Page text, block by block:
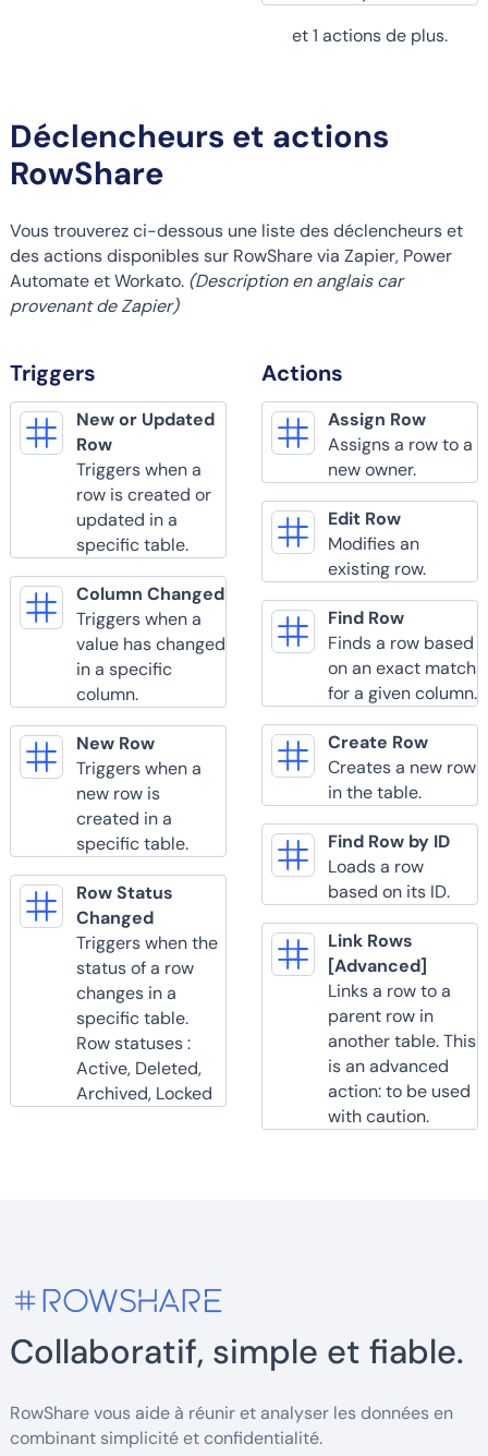
et 1 actions de plus.
Déclencheurs et actions
RowShare
Vous trouverez ci-dessous une liste des déclencheurs et
des actions disponibles sur RowShare via Zapier, Power
Automate et Workato. (Description en anglais car
provenant de Zapier)
Triggers
New or Updated
Row
Triggers when a
row is created or
updated in a
specific table.
Column Changed
Triggers when a
value has changed
in a specific
column.
New Row
Triggers when a
new row is
created in a
specific table.
Row Status
Changed
Triggers when the
status of a row
changes in a
specific table.
Row statuses :
Active, Deleted,
Archived, Locked
Actions
Assign Row
Assigns a row to a
new owner.
Edit Row
Modifies an
existing row.
Find Row
Finds a row based
on an exact match
for a given column.
Create Row
Creates a new row
in the table.
Find Row by ID
Loads a row
based on its ID.
Link Rows
[Advanced]
Links a row to a
parent row in
another table. This
is an advanced
action: to be used
with caution.
Collaboratif, simple et fiable.
RowShare vous aide à réunir et analyser les données en
combinant simplicité et confidentialité.